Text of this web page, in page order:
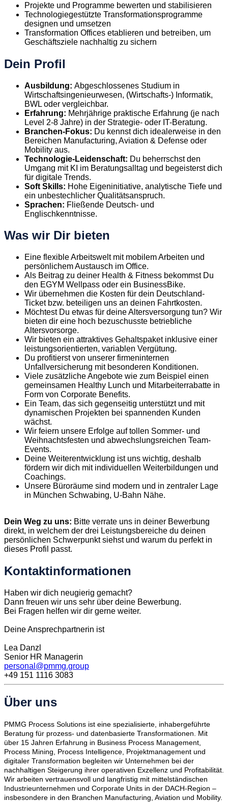
Projekte und Programme bewerten und stabilisieren
Technologiegestützte Transformationsprogramme
designen und umsetzen
Transformation Offices etablieren und betreiben, um
Geschäftsziele nachhaltig zu sichern
Dein Profil
Ausbildung: Abgeschlossenes Studium in
Wirtschaftsingenieurwesen, (Wirtschafts-) Informatik,
BWL oder vergleichbar.
Erfahrung: Mehrjährige praktische Erfahrung (je nach
Level 2-8 Jahre) in der Strategie- oder IT-Beratung.
Branchen-Fokus: Du kennst dich idealerweise in den
Bereichen Manufacturing, Aviation & Defense oder
Mobility aus.
Technologie-Leidenschaft: Du beherrschst den
Umgang mit KI im Beratungsalltag und begeisterst dich
für digitale Trends.
Soft Skills: Hohe Eigeninitiative, analytische Tiefe und
ein unbestechlicher Qualitätsanspruch.
Sprachen: Fließende Deutsch- und
Englischkenntnisse.
Was wir Dir bieten
Eine flexible Arbeitswelt mit mobilem Arbeiten und
persönlichem Austausch im Office.
Als Beitrag zu deiner Health & Fitness bekommst Du
den EGYM Wellpass oder ein BusinessBike.
Wir übernehmen die Kosten für dein Deutschland-
Ticket bzw. beteiligen uns an deinen Fahrtkosten.
Möchtest Du etwas für deine Altersversorgung tun? Wir
bieten dir eine hoch bezuschusste betriebliche
Altersvorsorge.
Wir bieten ein attraktives Gehaltspaket inklusive einer
leistungsorientierten, variablen Vergütung.
Du profitierst von unserer firmeninternen
Unfallversicherung mit besonderen Konditionen.
Viele zusätzliche Angebote wie zum Beispiel einen
gemeinsamen Healthy Lunch und Mitarbeiterrabatte in
Form von Corporate Benefits.
Ein Team, das sich gegenseitig unterstützt und mit
dynamischen Projekten bei spannenden Kunden
wächst.
Wir feiern unsere Erfolge auf tollen Sommer- und
Weihnachtsfesten und abwechslungsreichen Team-
Events.
Deine Weiterentwicklung ist uns wichtig, deshalb
fördern wir dich mit individuellen Weiterbildungen und
Coachings.
Unsere Büroräume sind modern und in zentraler Lage
in München Schwabing, U-Bahn Nähe.
Dein Weg zu uns: Bitte verrate uns in deiner Bewerbung
direkt, in welchem der drei Leistungsbereiche du deinen
persönlichen Schwerpunkt siehst und warum du perfekt in
dieses Profil passt.
Kontaktinformationen
Haben wir dich neugierig gemacht?
Dann freuen wir uns sehr über deine Bewerbung.
Bei Fragen helfen wir dir gerne weiter.
Deine Ansprechpartnerin ist
Lea Danzl
Senior HR Managerin
personal@pmmg.group
+49 151 1116 3083
Über uns
PMMG Process Solutions ist eine spezialisierte, inhabergeführte
Beratung für prozess- und datenbasierte Transformationen. Mit
über 15 Jahren Erfahrung in Business Process Management,
Process Mining, Process Intelligence, Projektmanagement und
digitaler Transformation begleiten wir Unternehmen bei der
nachhaltigen Steigerung ihrer operativen Exzellenz und Profitabilität.
Wir arbeiten vertrauensvoll und langfristig mit mittelständischen
Industrieunternehmen und Corporate Units in der DACH-Region –
insbesondere in den Branchen Manufacturing, Aviation und Mobility.